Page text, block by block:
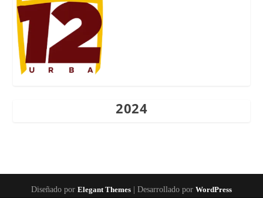
2024
Diseñado por Elegant Themes | Desarrollado por WordPress